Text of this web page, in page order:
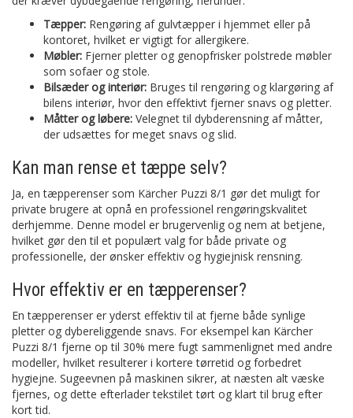
Tæpper: Rengøring af gulvtæpper i hjemmet eller på
kontoret, hvilket er vigtigt for allergikere.
Møbler: Fjerner pletter og genopfrisker polstrede møbler
som sofaer og stole.
Bilsæder og interiør: Bruges til rengøring og klargøring af
bilens interiør, hvor den effektivt fjerner snavs og pletter.
Måtter og løbere: Velegnet til dybderensning af måtter,
der udsættes for meget snavs og slid.
Kan man rense et tæppe selv?
Ja, en tæpperenser som Kärcher Puzzi 8/1 gør det muligt for
private brugere at opnå en professionel rengøringskvalitet
derhjemme. Denne model er brugervenlig og nem at betjene,
hvilket gør den til et populært valg for både private og
professionelle, der ønsker effektiv og hygiejnisk rensning.
Hvor effektiv er en tæpperenser?
En tæpperenser er yderst effektiv til at fjerne både synlige
pletter og dybereliggende snavs. For eksempel kan Kärcher
Puzzi 8/1 fjerne op til 30% mere fugt sammenlignet med andre
modeller, hvilket resulterer i kortere tørretid og forbedret
hygiejne. Sugeevnen på maskinen sikrer, at næsten alt væske
fjernes, og dette efterlader tekstilet tørt og klart til brug efter
kort tid.